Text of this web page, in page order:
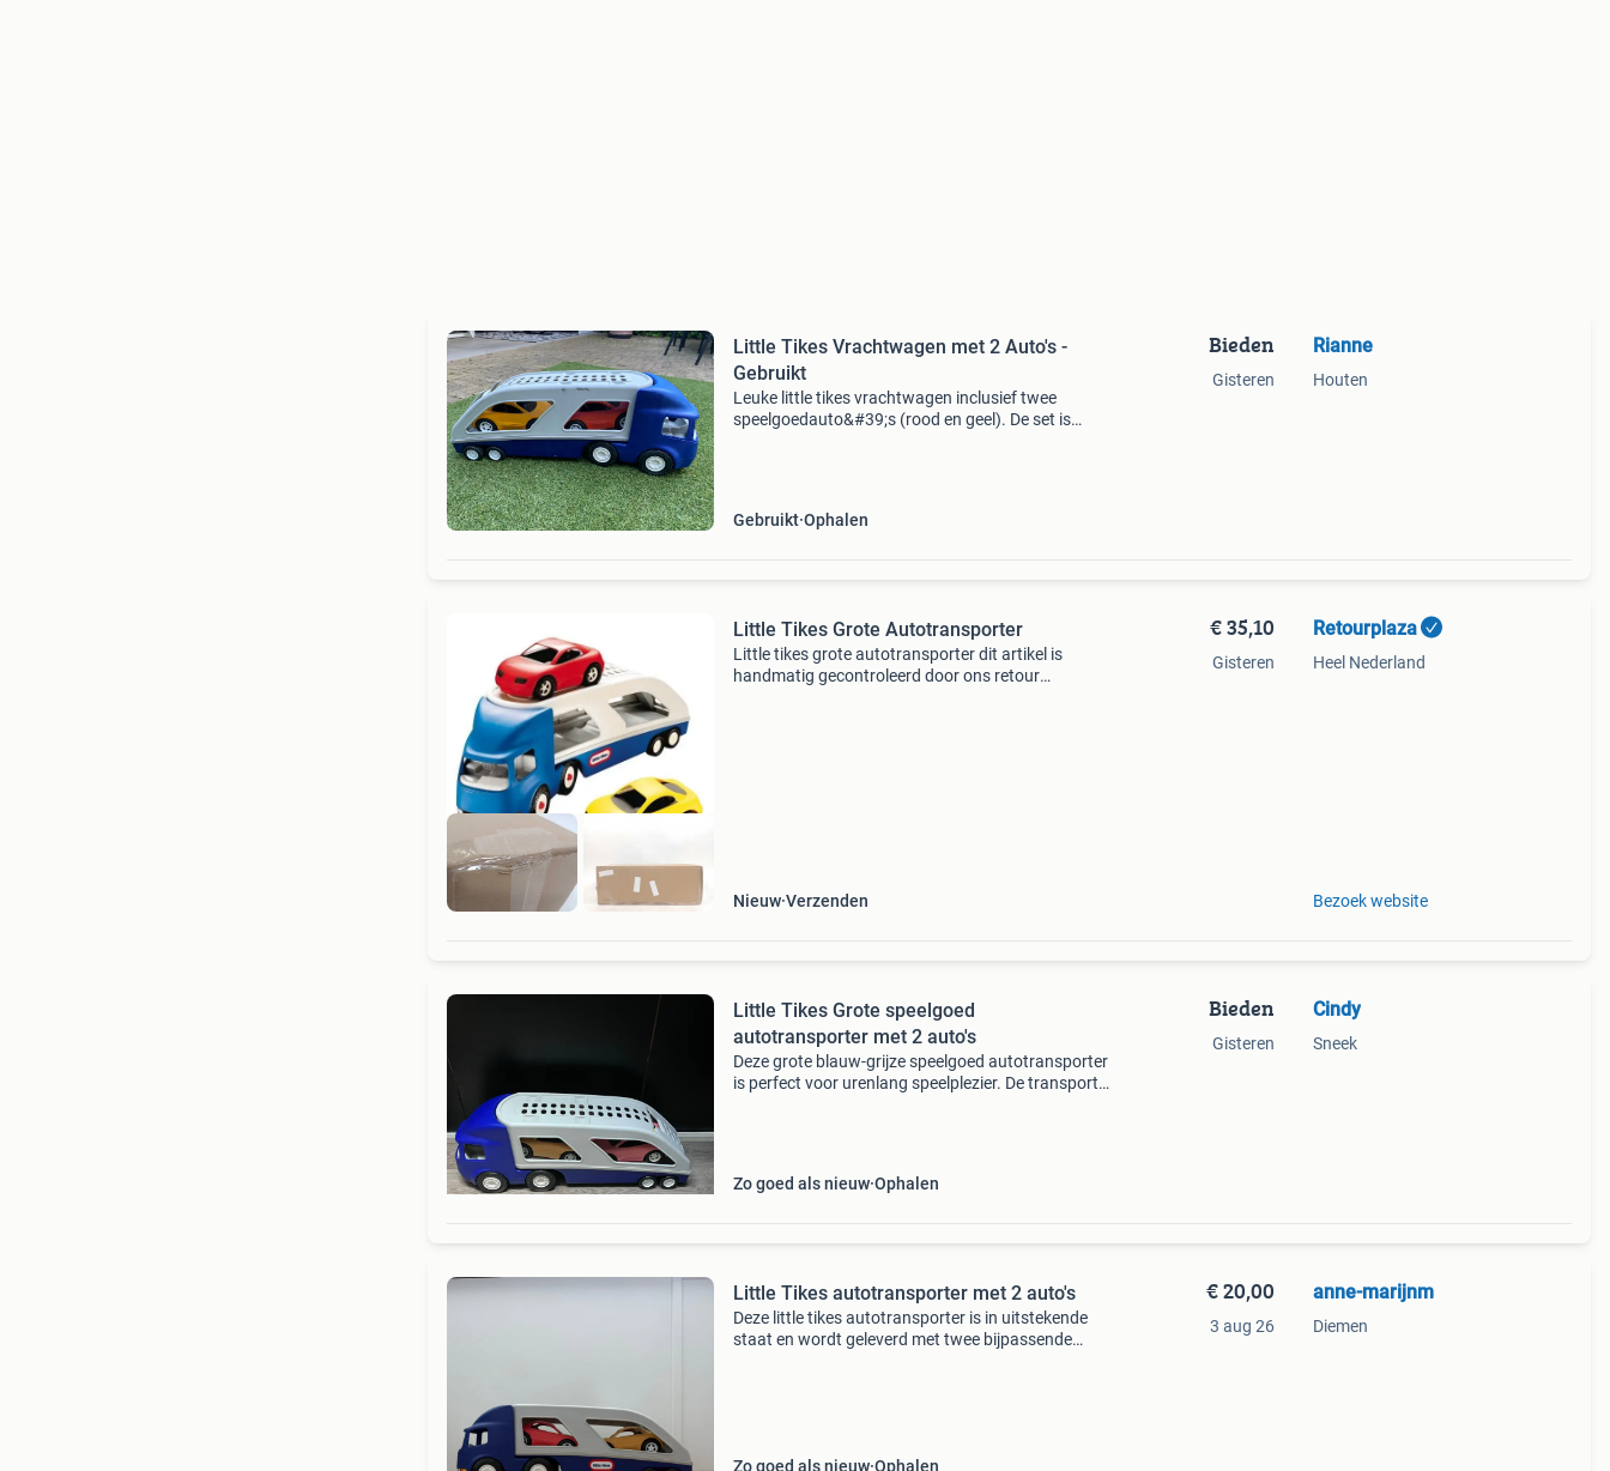
Little Tikes Vrachtwagen met 2 Auto's -
Gebruikt
Leuke little tikes vrachtwagen inclusief twee
speelgoedauto&#39;s (rood en geel). De set is
Gebruikt Ophalen
Bieden
Gisteren
Rianne
Houten
Little Tikes Grote Autotransporter
Little tikes grote autotransporter dit artikel is
handmatig gecontroleerd door ons retour
Nieuw Verzenden
€ 35,10
Gisteren
Retourplaza
Heel Nederland
Bezoek website
Little Tikes Grote speelgoed
autotransporter met 2 auto's
Deze grote blauw-grijze speelgoed autotransporter
is perfect voor urenlang speelplezier. De transporter
Zo goed als nieuw Ophalen
Bieden
Gisteren
Cindy
Sneek
Little Tikes autotransporter met 2 auto's
Deze little tikes autotransporter is in uitstekende
staat en wordt geleverd met twee bijpassende
Zo goed als nieuw Ophalen
€ 20,00
3 aug 26
anne-marijnm
Diemen